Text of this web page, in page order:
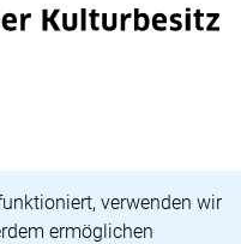
verwenden wir
ermöglichen